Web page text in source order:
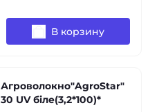
В корзину
Агроволокно"AgroStar"
30 UV біле(3,2*100)*